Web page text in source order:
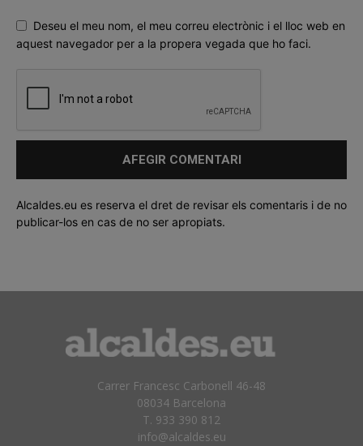
Deseu el meu nom, el meu correu electrònic i el lloc web en
aquest navegador per a la propera vegada que ho faci.
Alcaldes.eu es reserva el dret de revisar els comentaris i de no
publicar-los en cas de no ser apropiats.
Carrer Francesc Carbonell 46-48
08034 Barcelona
T. 933 390 812
info@alcaldes.eu